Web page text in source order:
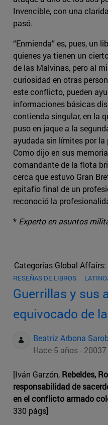
Invencible, con una
pasó.
“Enmienda” es, pues, un
quienes ya tienen un
de las Malvinas, pero al
curiosidad en otras
este conflicto, pueden
informaciones básicas
contienda singular, en la
puso en jaque a la
ayudada sin límites por la
Como dijo en sus
comandante de la flota
cerca que estuvo Gran
epitafio final de un
reconoció la
* Experto en asuntos
Categorías Global Affairs:
RESEÑAS DE LIBROS
Guerrillas y sus
equivocado de
Beatriz Arbona
Hace 5 años -
[Iván Garzón, Rebeldes,
responsabilidad de
en el conflicto armado
330 págs]